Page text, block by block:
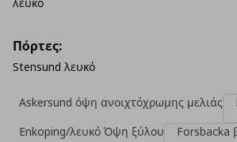
Πόρτες:
Stensund λευκό
Askersund όψη ανοιχτόχρωμης μελιάς
Enkoping/λευκό Όψη ξύλου
Forsbacka